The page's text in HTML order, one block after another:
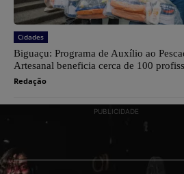
Cidades
Biguaçu: Programa de Auxílio ao
Artesanal beneficia cerca de 100
Redação
PUBLICIDADE